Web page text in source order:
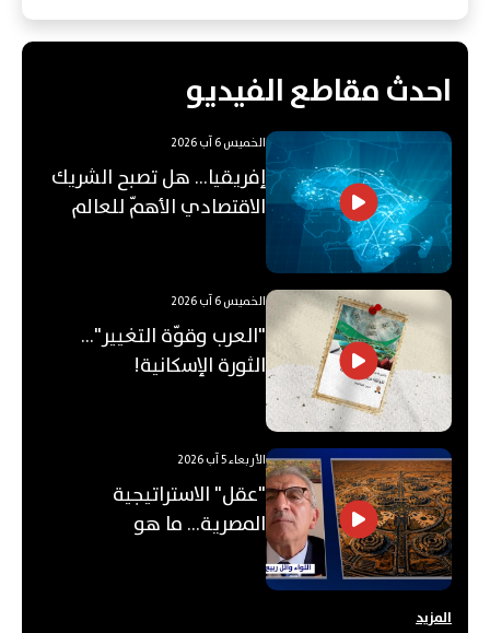
احدث مقاطع الفيديو
الخميس 6 آب 2026
إفريقيا... هل تصبح الشريك
الاقتصادي الأهمّ للعالم
الخميس 6 آب 2026
"العرب وقوّة التغيير"...
الثورة الإسكانية!
الأربعاء 5 آب 2026
"عقل" الاستراتيجية
المصرية... ما هو
المزيد